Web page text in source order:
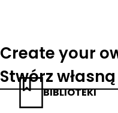
BIBLIOTEKI
Create your
Stwórz